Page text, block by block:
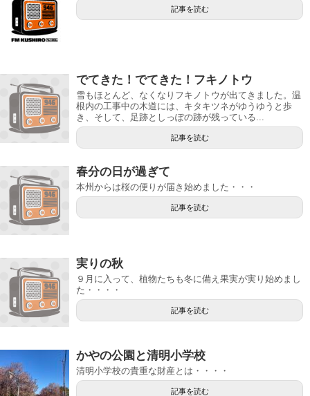
記事を読む
でてきた！でてきた！フキノトウ
雪もほとんど、なくなりフキノトウが出てきました。温
根内の工事中の木道には、キタキツネがゆうゆうと歩
き、そして、足跡としっぽの跡が残っている...
記事を読む
春分の日が過ぎて
本州からは桜の便りが届き始めました・・・
記事を読む
実りの秋
９月に入って、植物たちも冬に備え果実が実り始めまし
た・・・・
記事を読む
かやの公園と清明小学校
清明小学校の貴重な財産とは・・・・
記事を読む